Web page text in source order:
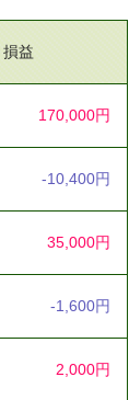
益
170,000円
-10,400円
35,000円
-1,600円
2,000円